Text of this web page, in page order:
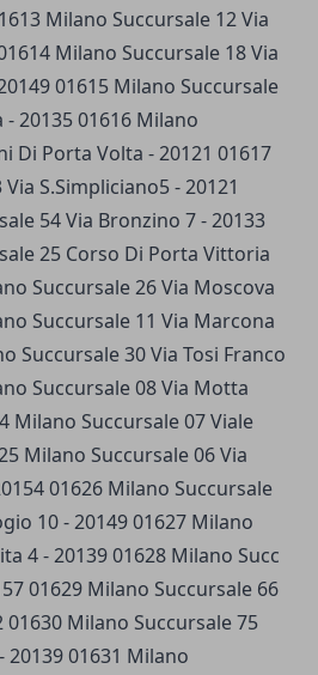
Milano Succursale 12 Via
Milano Succursale 18 Via
01615 Milano Succursale
20135 01616 Milano
Di Porta Volta - 20121 01617
S.Simpliciano5 - 20121
54 Via Bronzino 7 - 20133
25 Corso Di Porta Vittoria
Succursale 26 Via Moscova
Succursale 11 Via Marcona
Succursale 30 Via Tosi Franco
Succursale 08 Via Motta
Milano Succursale 07 Viale
Milano Succursale 06 Via
01626 Milano Succursale
10 - 20149 01627 Milano
4 - 20139 01628 Milano Succ
01629 Milano Succursale 66
Milano Succursale 75
20139 01631 Milano